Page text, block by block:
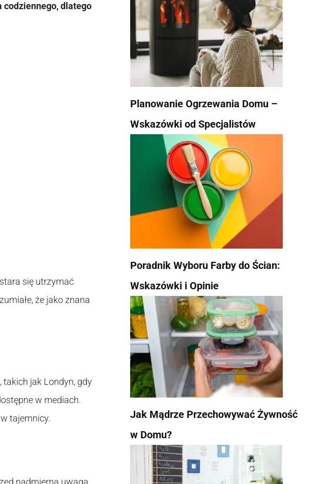
codziennego, dlatego
się utrzymać
że jako znana
takich jak Londyn, gdy
w mediach.
tajemnicy.
Planowanie Ogrzewania Domu –
Wskazówki od Specjalistów
Poradnik Wyboru Farby do Ścian:
Wskazówki i Opinie
Jak Mądrze Przechowywać Żywność
w Domu?